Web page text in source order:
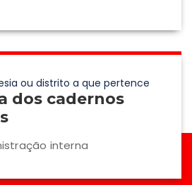
ou distrito a que pertence
dos cadernos
interna